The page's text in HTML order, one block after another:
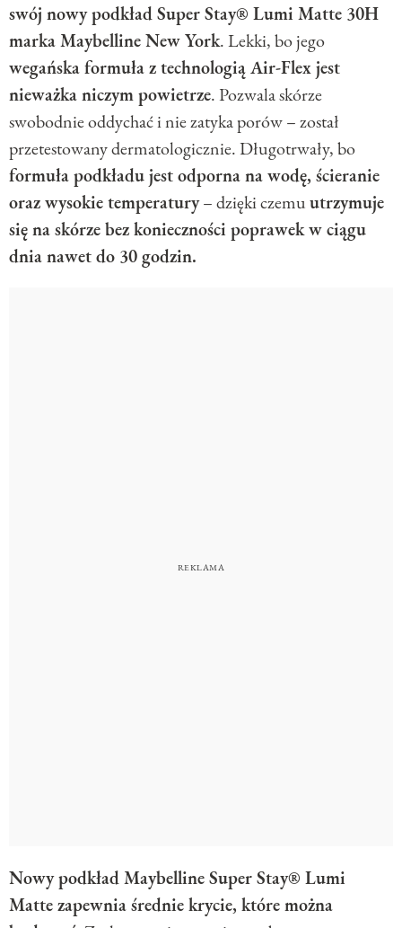
swój nowy podkład Super Stay® Lumi Matte 30H
marka Maybelline New York. Lekki, bo jego
wegańska formuła z technologią Air-Flex jest
nieważka niczym powietrze. Pozwala skórze
swobodnie oddychać i nie zatyka porów – został
przetestowany dermatologicznie. Długotrwały, bo
formuła podkładu jest odporna na wodę, ścieranie
oraz wysokie temperatury– dzięki czemuutrzymuje
się na skórze bez konieczności poprawek w ciągu
dnia nawet do 30 godzin.
Nowy podkład Maybelline Super Stay® Lumi
Matte zapewnia średnie krycie, które można